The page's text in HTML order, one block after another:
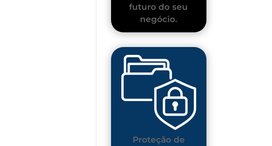
futuro do seu
negócio.
Proteção de